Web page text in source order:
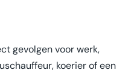
gevolgen voor werk,
koerier of een